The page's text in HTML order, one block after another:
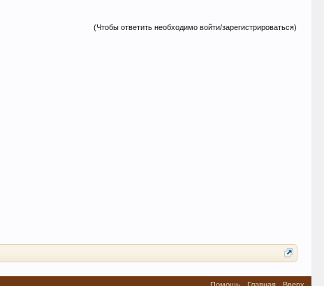
(Чтобы ответить необходимо войти/зарегистрироваться)